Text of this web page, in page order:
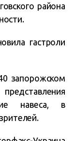
района
гастроли
запорожском
навеса, в